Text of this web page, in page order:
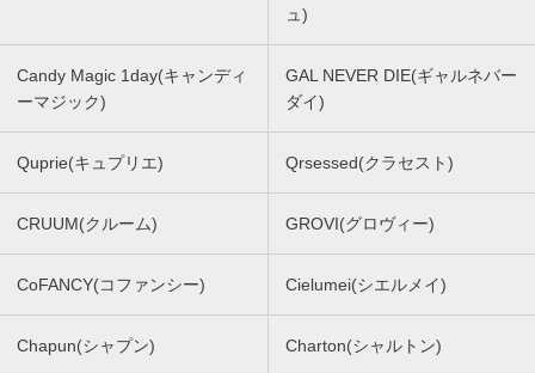
ュ)
Candy Magic 1day(キャンディ
ーマジック)
GAL NEVER DIE(ギャルネバー
ダイ)
Quprie(キュプリエ) Qrsessed(クラセスト)
CRUUM(クルーム) GROVI(グロヴィー)
CoFANCY(コファンシー) Cielumei(シエルメイ)
Chapun(シャプン) Charton(シャルトン)